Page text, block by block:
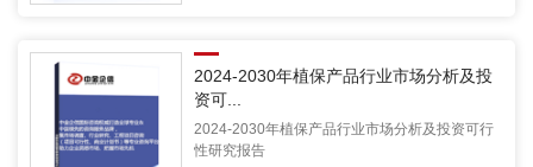
2024-2030年植保产品行业市场分析及投
资可...
2024-2030年植保产品行业市场分析及投资可行
性研究报告